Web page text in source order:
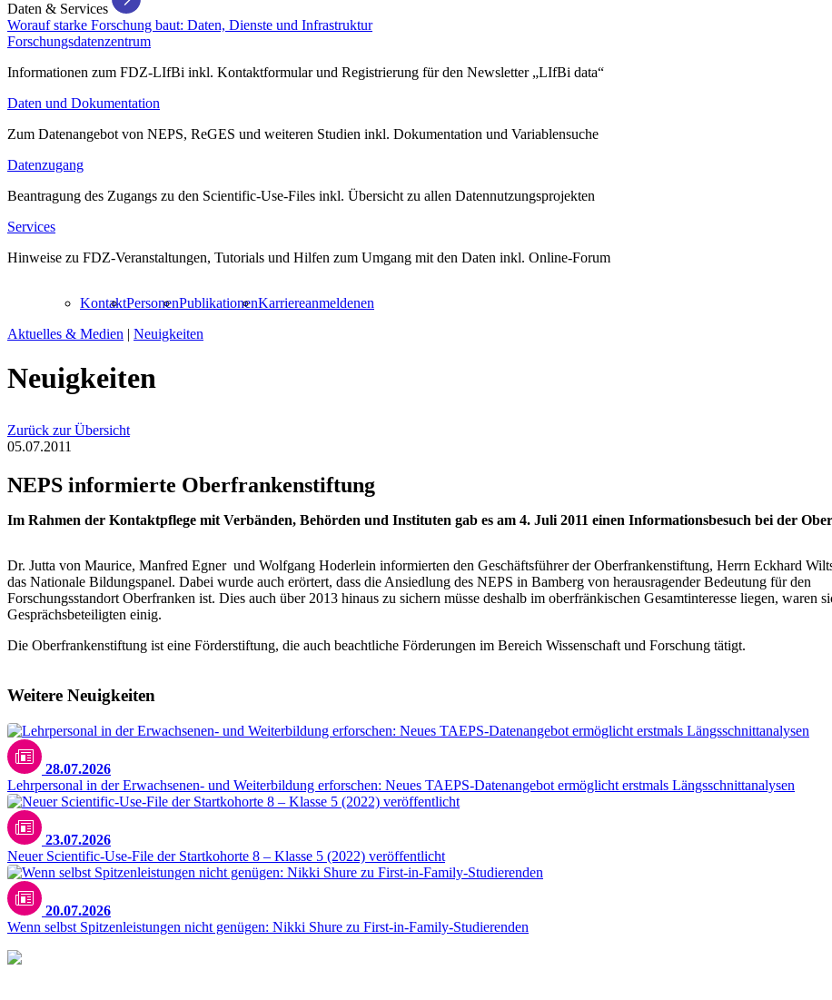
Daten & Services
Worauf starke Forschung baut: Daten, Dienste und Infrastruktur
Forschungsdatenzentrum
Informationen zum FDZ-LIfBi inkl. Kontaktformular und Registrierung für den Newsletter „LIfBi data“
Daten und Dokumentation
Zum Datenangebot von NEPS, ReGES und weiteren Studien inkl. Dokumentation und Variablensuche
Datenzugang
Beantragung des Zugangs zu den Scientific-Use-Files inkl. Übersicht zu allen Datennutzungsprojekten
Services
Hinweise zu FDZ-Veranstaltungen, Tutorials und Hilfen zum Umgang mit den Daten inkl. Online-Forum
KontaktPersonenPublikationenKarriereanmeldenen
Aktuelles & Medien | Neuigkeiten
Neuigkeiten
Zurück zur Übersicht
05.07.2011
NEPS informierte Oberfrankenstiftung
Im Rahmen der Kontaktpflege mit Verbänden, Behörden und Instituten gab es am 4. Juli 2011 einen Informationsbesuch bei der
Dr. Jutta von Maurice, Manfred Egner und Wolfgang Hoderlein informierten den Geschäftsführer der Oberfrankenstiftung, Herrn Eckhard
das Nationale Bildungspanel. Dabei wurde auch erörtert, dass die Ansiedlung des NEPS in Bamberg von herausragender Bedeutung für den
Forschungsstandort Oberfranken ist. Dies auch über 2013 hinaus zu sichern müsse deshalb im oberfränkischen Gesamtinteresse liegen, waren
Gesprächsbeteiligten einig.
Die Oberfrankenstiftung ist eine Förderstiftung, die auch beachtliche Förderungen im Bereich Wissenschaft und Forschung tätigt.
Weitere Neuigkeiten
28.07.2026
Lehrpersonal in der Erwachsenen- und Weiterbildung erforschen: Neues TAEPS-Datenangebot ermöglicht erstmals Längsschnittanalysen
23.07.2026
Neuer Scientific-Use-File der Startkohorte 8 – Klasse 5 (2022) veröffentlicht
20.07.2026
Wenn selbst Spitzenleistungen nicht genügen: Nikki Shure zu First-in-Family-Studierenden